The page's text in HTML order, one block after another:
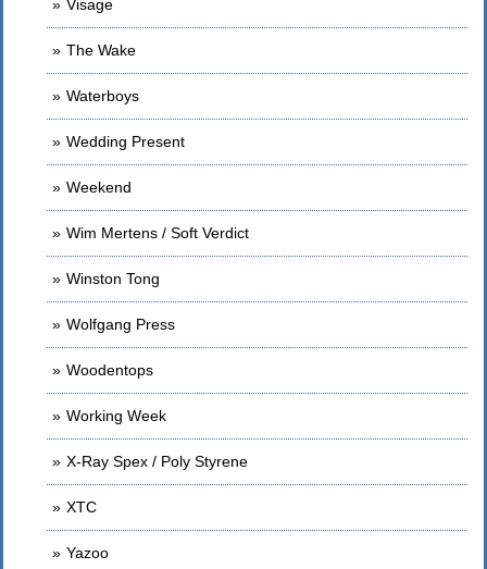
Visage
The Wake
Waterboys
Wedding Present
Weekend
Wim Mertens / Soft Verdict
Winston Tong
Wolfgang Press
Woodentops
Working Week
X-Ray Spex / Poly Styrene
XTC
Yazoo